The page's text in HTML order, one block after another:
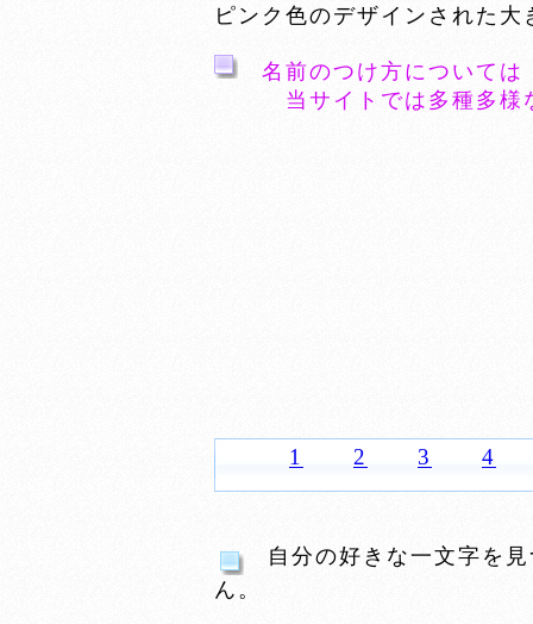
ピンク色のデザインされた
名前のつけ方について
当サイトでは多種多
1 2 3 4
自分の好きな一文字を見
ん。